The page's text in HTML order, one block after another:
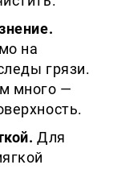
на
грязи.
много —
Для